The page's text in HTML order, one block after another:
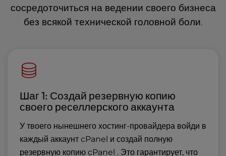
сосредоточиться на ведении своего бизнеса
без всякой технической головной боли.
Шаг 1: Создай резервную копию
своего реселлерского аккаунта
У твоего нынешнего хостинг-провайдера войди в
каждый аккаунт cPanel и создай полную
резервную копию cPanel . Это гарантирует, что